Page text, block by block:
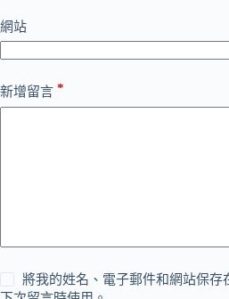
網站
新增留言 *
將我的姓名、電子郵件和網站保存